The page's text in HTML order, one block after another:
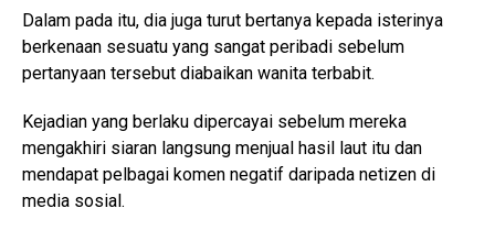
Dalam pada itu, dia juga turut bertanya kepada isterinya
berkenaan sesuatu yang sangat peribadi sebelum
pertanyaan tersebut diabaikan wanita terbabit.
Kejadian yang berlaku dipercayai sebelum mereka
mengakhiri siaran langsung menjual hasil laut itu dan
mendapat pelbagai komen negatif daripada netizen di
media sosial.